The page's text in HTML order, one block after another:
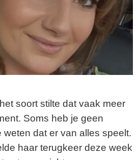
soort stilte dat vaak meer
Soms heb je geen
weten dat er van alles speelt.
haar terugkeer deze week